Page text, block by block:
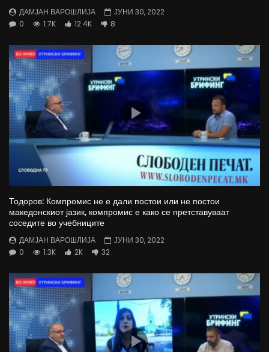
ДАМЈАН ВАРОШЛИЈА
ЈУНИ 30, 2022
0
1.7K 12.4K 8
Тодоров: Компромис не е дали постои или не постои
македонскиот јазик, компромис е како се претставуваат
соседите во учебниците
ДАМЈАН ВАРОШЛИЈА
ЈУНИ 30, 2022
0
1.3K 2K 32